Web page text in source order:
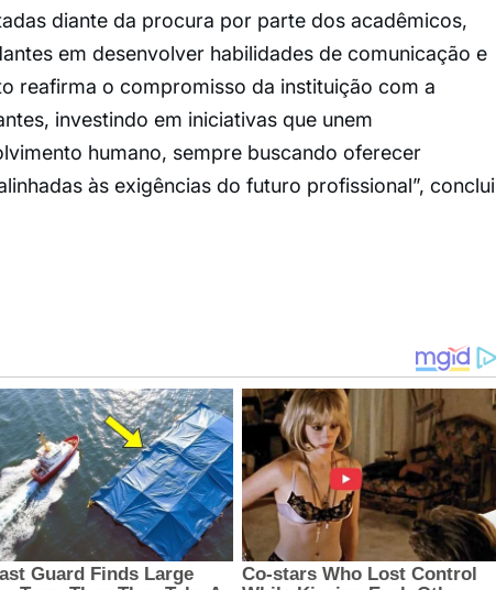
diante da procura por parte dos acadêmicos,
em desenvolver habilidades de comunicação e
reafirma o compromisso da instituição com a
investindo em iniciativas que unem
humano, sempre buscando oferecer
às exigências do futuro profissional”, conclui